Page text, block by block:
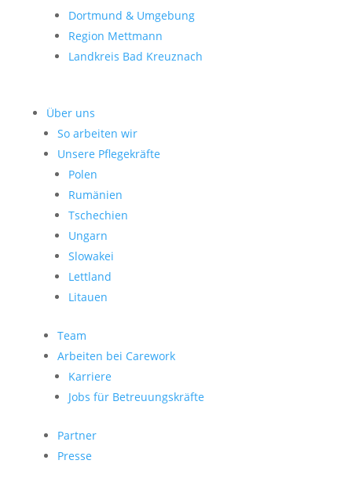
Dortmund & Umgebung
Region Mettmann
Landkreis Bad Kreuznach
Über uns
So arbeiten wir
Unsere Pflegekräfte
Polen
Rumänien
Tschechien
Ungarn
Slowakei
Lettland
Litauen
Team
Arbeiten bei Carework
Karriere
Jobs für Betreuungskräfte
Partner
Presse